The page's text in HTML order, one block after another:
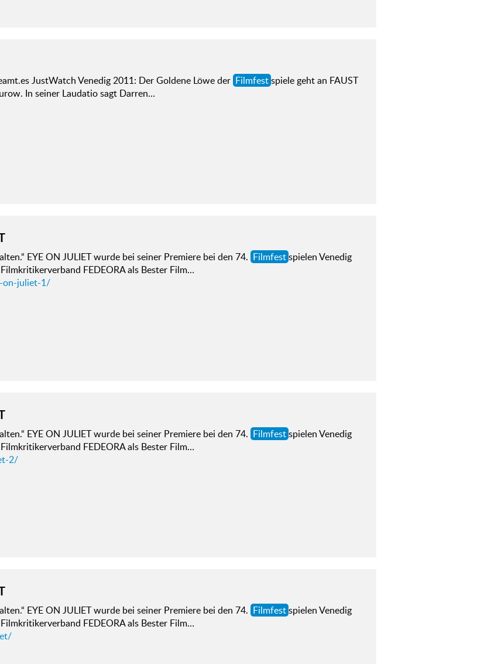
JustWatch Venedig 2011: Der Goldene Löwe der Filmfestspiele geht an FAUST
In seiner Laudatio sagt Darren…
EYE ON JULIET wurde bei seiner Premiere bei den 74. Filmfestspielen Venedig
FEDEORA als Bester Film…
on-juliet-1/
EYE ON JULIET wurde bei seiner Premiere bei den 74. Filmfestspielen Venedig
FEDEORA als Bester Film…
2/
EYE ON JULIET wurde bei seiner Premiere bei den 74. Filmfestspielen Venedig
FEDEORA als Bester Film…